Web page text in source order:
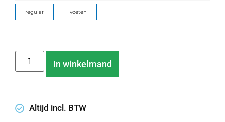
regular voeten
In winkelmand
Altijd incl. BTW